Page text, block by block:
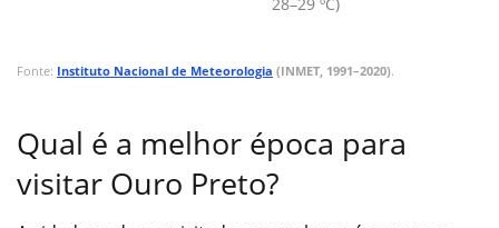
Fonte: Instituto Nacional de Meteorologia (INMET, 1991–2020).
Qual é a melhor época para
visitar Ouro Preto?